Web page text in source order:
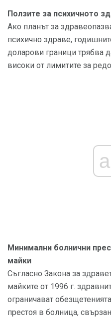
Ползите за психичното
Ако планът за
психично здраве,
доларови граници трябва
високи от лимитите за
Минимални болнични
майки
Съгласно Закона за
майките от 1996 г.
ограничават
престоя в болница,